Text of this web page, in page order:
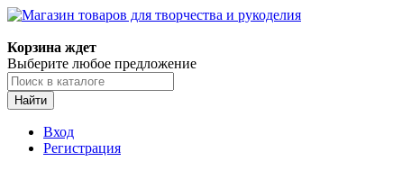
Корзина ждет
Выберите любое предложение
Найти
Вход
Регистрация